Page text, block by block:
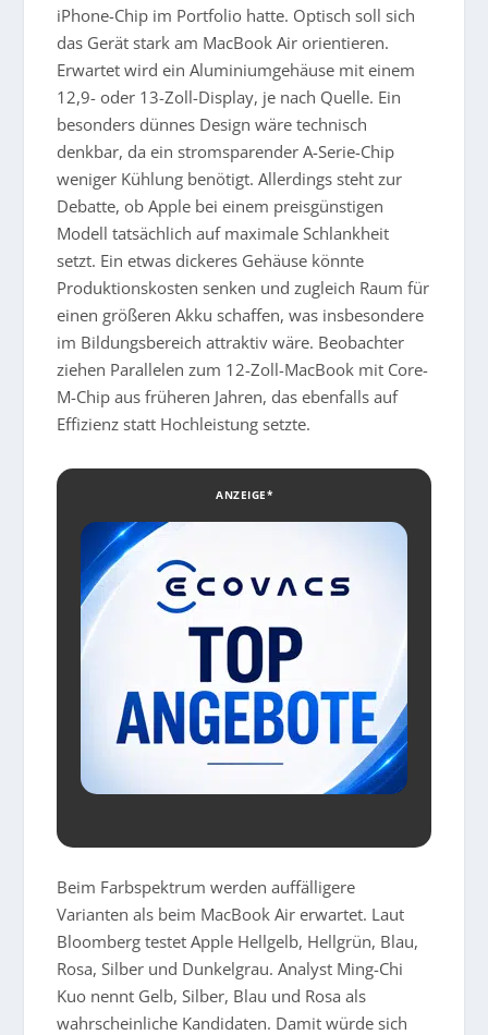
iPhone-Chip im Portfolio hatte. Optisch soll sich
das Gerät stark am MacBook Air orientieren.
Erwartet wird ein Aluminiumgehäuse mit einem
12,9- oder 13-Zoll-Display, je nach Quelle. Ein
besonders dünnes Design wäre technisch
denkbar, da ein stromsparender A-Serie-Chip
weniger Kühlung benötigt. Allerdings steht zur
Debatte, ob Apple bei einem preisgünstigen
Modell tatsächlich auf maximale Schlankheit
setzt. Ein etwas dickeres Gehäuse könnte
Produktionskosten senken und zugleich Raum für
einen größeren Akku schaffen, was insbesondere
im Bildungsbereich attraktiv wäre. Beobachter
ziehen Parallelen zum 12-Zoll-MacBook mit Core-
M-Chip aus früheren Jahren, das ebenfalls auf
Effizienz statt Hochleistung setzte.
ANZEIGE*
Beim Farbspektrum werden auffälligere
Varianten als beim MacBook Air erwartet. Laut
Bloomberg testet Apple Hellgelb, Hellgrün, Blau,
Rosa, Silber und Dunkelgrau. Analyst Ming-Chi
Kuo nennt Gelb, Silber, Blau und Rosa als
wahrscheinliche Kandidaten. Damit würde sich